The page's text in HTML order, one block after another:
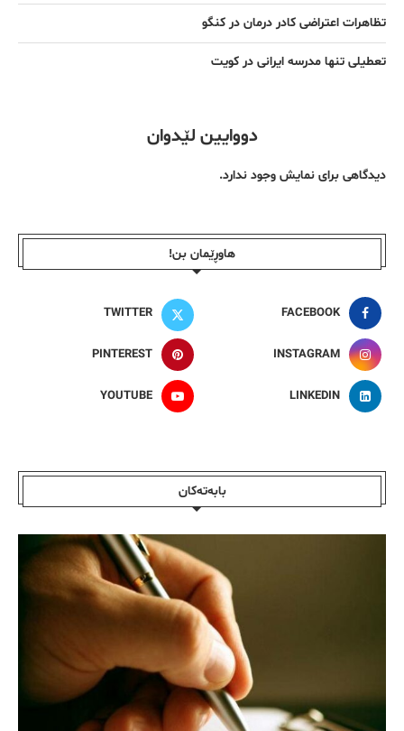
تظاهرات اعتراضی کادر درمان در کنگو
تعطیلی تنها مدرسه ایرانی در کویت
دووایین لێدوان
دیدگاهی برای نمایش وجود ندارد.
هاوڕێمان بن!
FACEBOOK
TWITTER
INSTAGRAM
PINTEREST
LINKEDIN
YOUTUBE
بابەتەکان